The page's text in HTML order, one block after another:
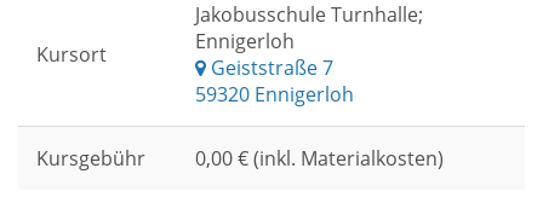
Kursort
Jakobusschule Turnhalle;
Ennigerloh
Geiststraße 7
59320 Ennigerloh
Kursgebühr 0,00 € (inkl. Materialkosten)